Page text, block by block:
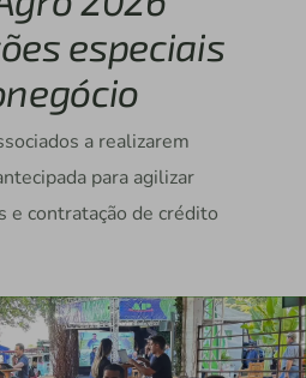
especiais
a realizarem
para agilizar
e contratação de crédito